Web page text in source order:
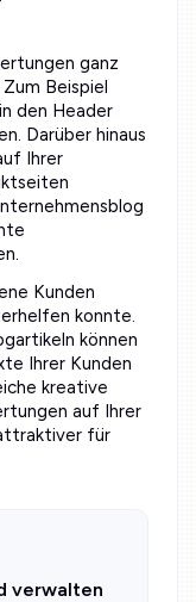
ganz
Beispiel
den Header
Darüber hinaus
Ihrer
Kunden
konnte.
können
Ihrer Kunden
kreative
auf Ihrer
für
verwalten